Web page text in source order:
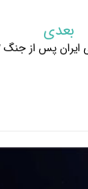
بعدی
۱۲ روزه و بحران انرژی